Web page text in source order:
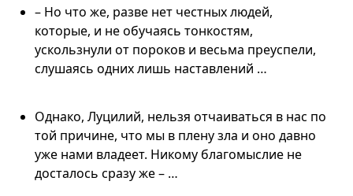
– Но что же, разве нет честных людей,
которые, и не обучаясь тонкостям,
ускользнули от пороков и весьма преуспели,
слушаясь одних лишь наставлений …
Однако, Луцилий, нельзя отчаиваться в нас по
той причине, что мы в плену зла и оно давно
уже нами владеет. Никому благомыслие не
досталось сразу же – …